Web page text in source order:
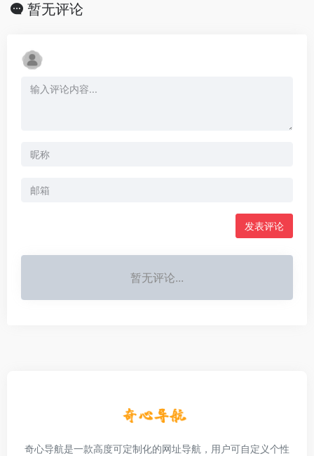
暂无评论
发表评论
暂无评论...
奇心导航是一款高度可定制化的网址导航，用户可自定义个性